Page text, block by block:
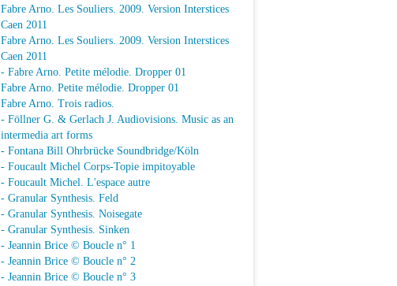
Fabre Arno. Les Souliers. 2009. Version Interstices
Caen 2011
Fabre Arno. Les Souliers. 2009. Version Interstices
Caen 2011
- Fabre Arno. Petite mélodie. Dropper 01
Fabre Arno. Petite mélodie. Dropper 01
Fabre Arno. Trois radios.
- Föllner G. & Gerlach J. Audiovisions. Music as an
intermedia art forms
- Fontana Bill Ohrbrücke Soundbridge/Köln
- Foucault Michel Corps-Topie impitoyable
- Foucault Michel. L'espace autre
- Granular Synthesis. Feld
- Granular Synthesis. Noisegate
- Granular Synthesis. Sinken
- Jeannin Brice © Boucle n° 1
- Jeannin Brice © Boucle n° 2
- Jeannin Brice © Boucle n° 3